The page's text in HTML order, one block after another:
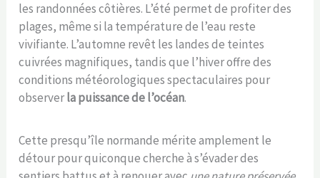
les randonnées côtières. L’été permet de profiter des
plages, même si la température de l’eau reste
vivifiante. L’automne revêt les landes de teintes
cuivrées magnifiques, tandis que l’hiver offre des
conditions météorologiques spectaculaires pour
observerla puissance de l’océan.
Cette presqu’île normande mérite amplement le
détour pour quiconque cherche à s’évader des